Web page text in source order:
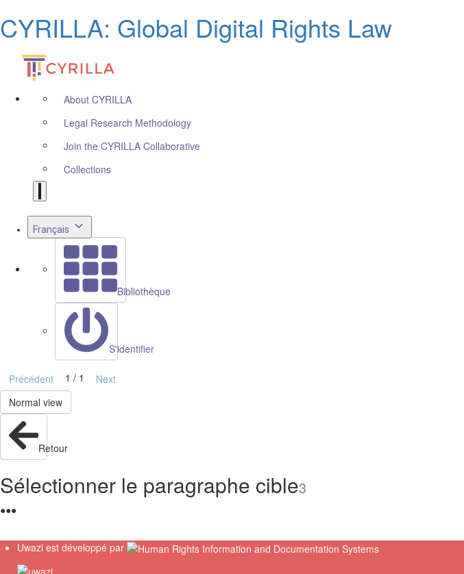
CYRILLA: Global Digital Rights Law
About CYRILLA
Legal Research Methodology
Join the CYRILLA Collaborative
Collections
Français
Bibliothèque
S'identifier
Précédent 1 / 1
Next
Normal view
Retour
Sélectionner le paragraphe cible3
●●●
Uwazi est développé par